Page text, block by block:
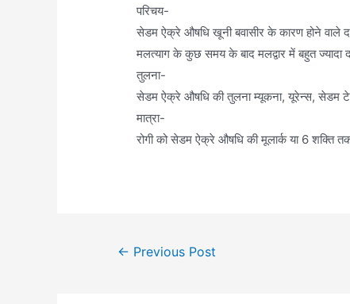
परिचय-
सेडम ऐक्रे औषधि खूनी बवासीर के कारण होने वाले
मलत्याग के कुछ समय के बाद मलद्वार में बहुत ज्यादा
तुलना-
सेडम ऐक्रे औषधि की तुलना म्यूकना, यूरेन्स, सेडम
मात्रा-
रोगी को सेडम ऐक्रे औषधि की मूलार्क या 6 शक्ति
Post← Previous Post